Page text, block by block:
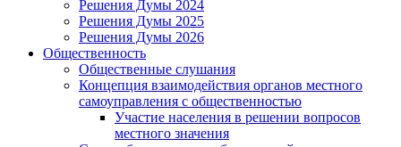
Решения Думы 2024
Решения Думы 2025
Решения Думы 2026
Общественность
Общественные слушания
Концепция взаимодействия органов местного
самоуправления с общественностью
Участие населения в решении вопросов
местного значения